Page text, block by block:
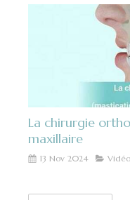
La chirurgie
maxillaire
13 Nov 2024